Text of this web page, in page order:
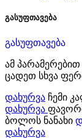
გასუფთავება
გასუფთავება
ამ
ცადეთ სხვა
დახურვა ჩემი
დახურვა
ბოლოს ნანახი
დახურვა